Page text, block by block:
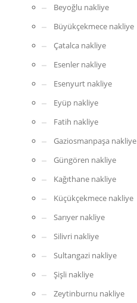
Beyoğlu nakliye
Büyükçekmece nakliye
Çatalca nakliye
Esenler nakliye
Esenyurt nakliye
Eyüp nakliye
Fatih nakliye
Gaziosmanpaşa nakliye
Güngören nakliye
Kağıthane nakliye
Küçükçekmece nakliye
Sarıyer nakliye
Silivri nakliye
Sultangazi nakliye
Şişli nakliye
Zeytinburnu nakliye